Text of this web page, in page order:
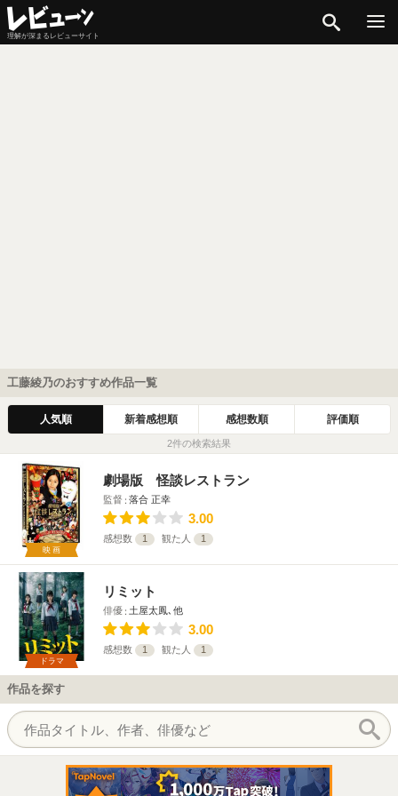
理解が深まるレビューサイト
工藤綾乃のおすすめ作品一覧
人気順 新着感想順 感想数順 評価順
2件の検索結果
映画
劇場版 怪談レストラン
監督 落合 正幸
3.00
感想数 1 観た人 1
ドラマ
リミット
俳優 土屋太鳳､他
3.00
感想数 1 観た人 1
作品を探す